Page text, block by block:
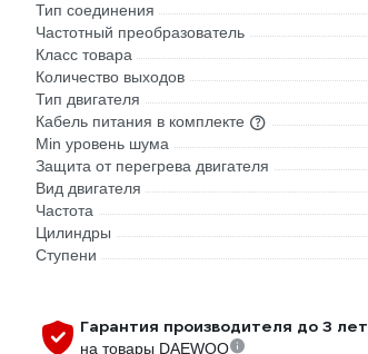
Тип соединения
Частотный преобразователь
Класс товара
Количество выходов
Тип двигателя
Кабель питания в комплекте
Min уровень шума
Защита от перегрева двигателя
Вид двигателя
Частота
Цилиндры
Ступени
Гарантия производителя до 3 лет
на товары DAEWOO